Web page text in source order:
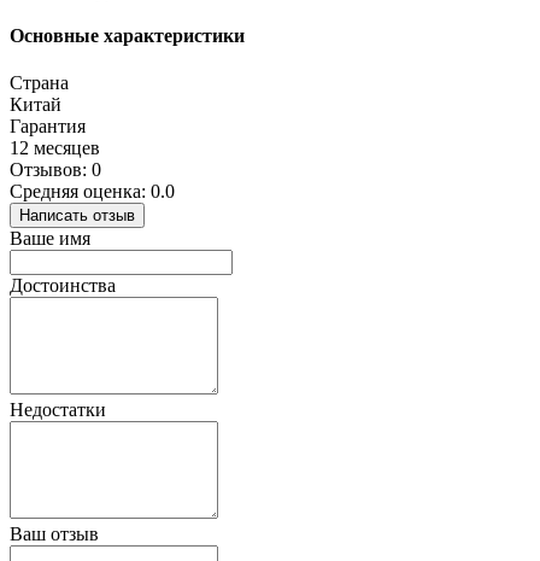
Основные характеристики
Страна
Китай
Гарантия
12 месяцев
Отзывов: 0
Средняя оценка: 0.0
Написать отзыв
Ваше имя
Достоинства
Недостатки
Ваш отзыв